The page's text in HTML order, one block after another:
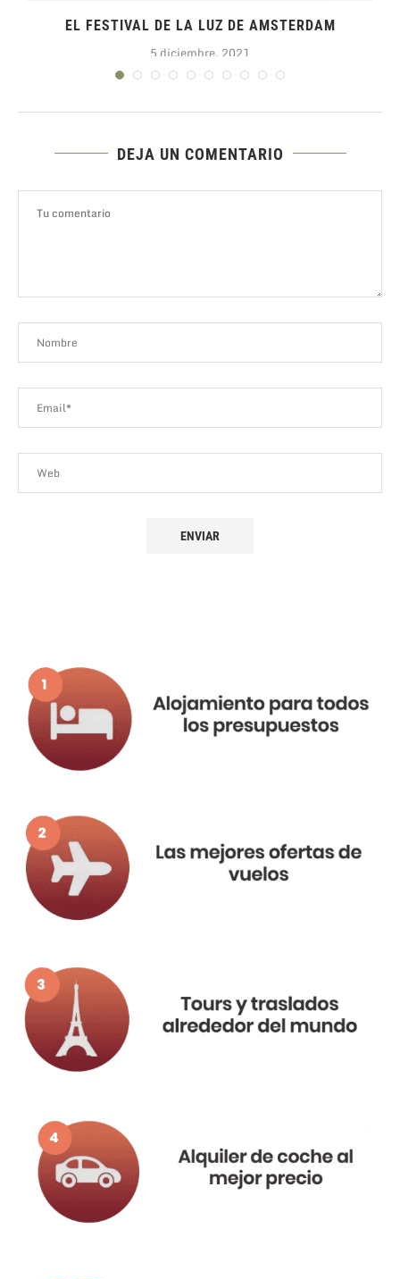
EL FESTIVAL DE LA LUZ DE AMSTERDAM
5 diciembre, 2021
DEJA UN COMENTARIO